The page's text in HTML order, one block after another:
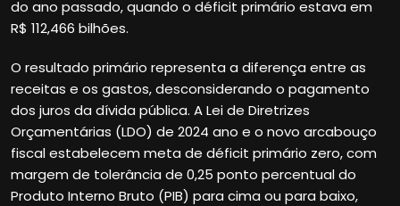
do ano passado, quando o déficit primário estava em
R$ 112,466 bilhões.
O resultado primário representa a diferença entre as
receitas e os gastos, desconsiderando o pagamento
dos juros da dívida pública. A Lei de Diretrizes
Orçamentárias (LDO) de 2024 ano e o novo arcabouço
fiscal estabelecem meta de déficit primário zero, com
margem de tolerância de 0,25 ponto percentual do
Produto Interno Bruto (PIB) para cima ou para baixo,